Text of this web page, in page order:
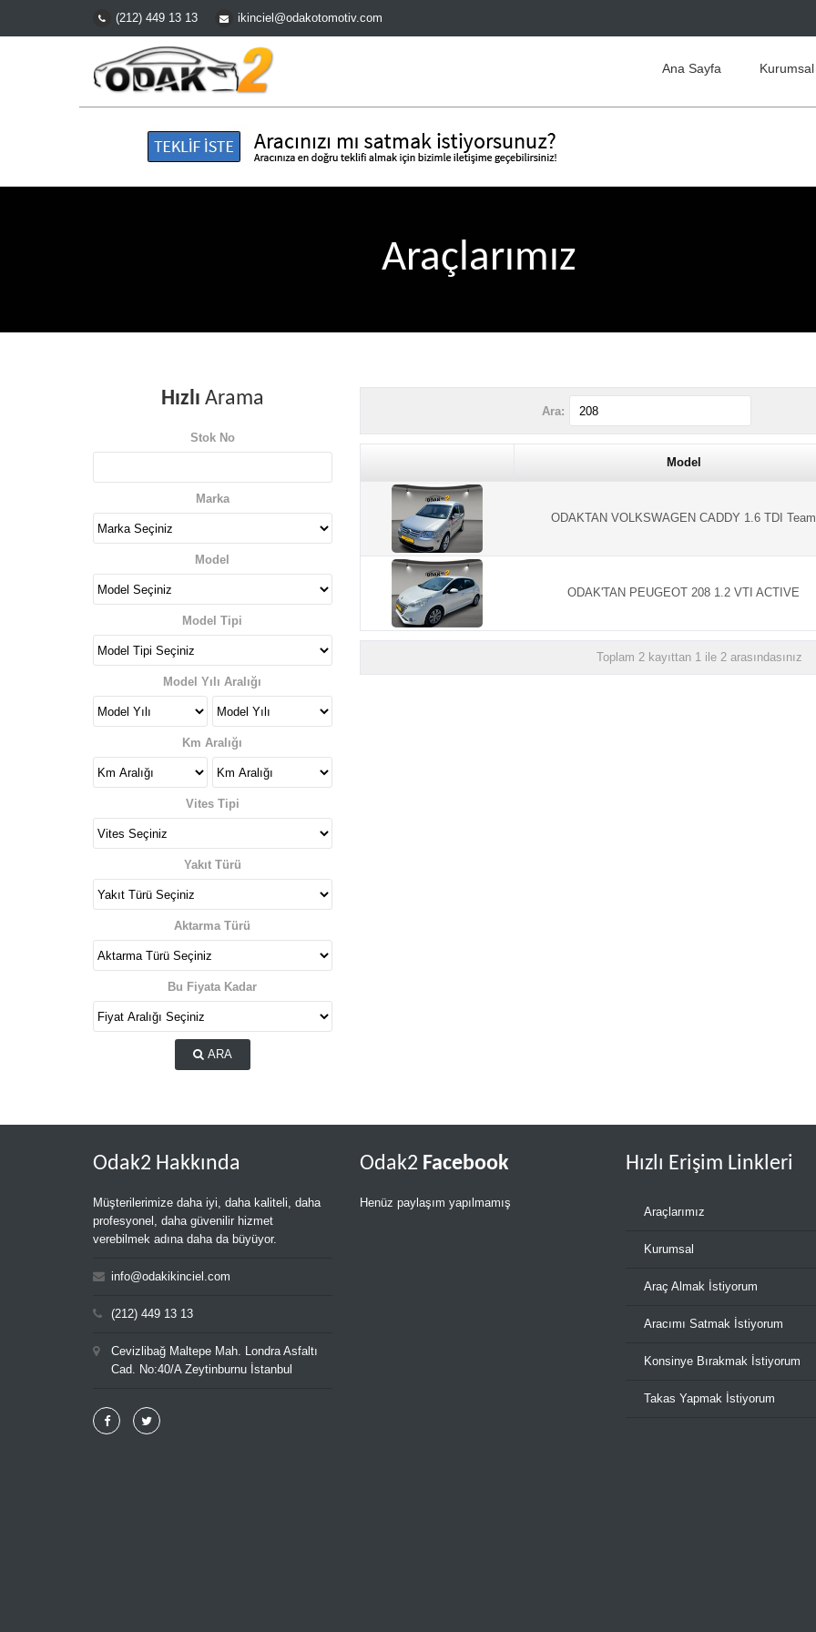
(212) 449 13 13 ikinciel@odakotomotiv.com
Ana Sayfa Kurumsal
Araçlarımız
Hızlı Arama
Stok No
Marka
Model
Model Tipi
Model Yılı Aralığı
Km Aralığı
Vites Tipi
Yakıt Türü
Aktarma Türü
Bu Fiyata Kadar
ARA
Ara:
Model
ODAKTAN VOLKSWAGEN CADDY 1.6 TDI Team
ODAK'TAN PEUGEOT 208 1.2 VTI ACTIVE
Toplam 2 kayıttan 1 ile 2 arasındasınız
Odak2 Hakkında
Müşterilerimize daha iyi, daha kaliteli, daha
profesyonel, daha güvenilir hizmet
verebilmek adına daha da büyüyor.
info@odakikinciel.com
(212) 449 13 13
Cevizlibağ Maltepe Mah. Londra Asfaltı
Cad. No:40/A Zeytinburnu İstanbul
Odak2 Facebook
Henüz paylaşım yapılmamış
Hızlı Erişim Linkleri
Araçlarımız
Kurumsal
Araç Almak İstiyorum
Aracımı Satmak İstiyorum
Konsinye Bırakmak İstiyorum
Takas Yapmak İstiyorum